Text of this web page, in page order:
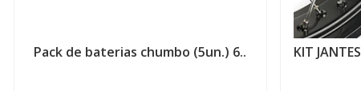
Pack de baterias chumbo (5un.) 6..
KIT